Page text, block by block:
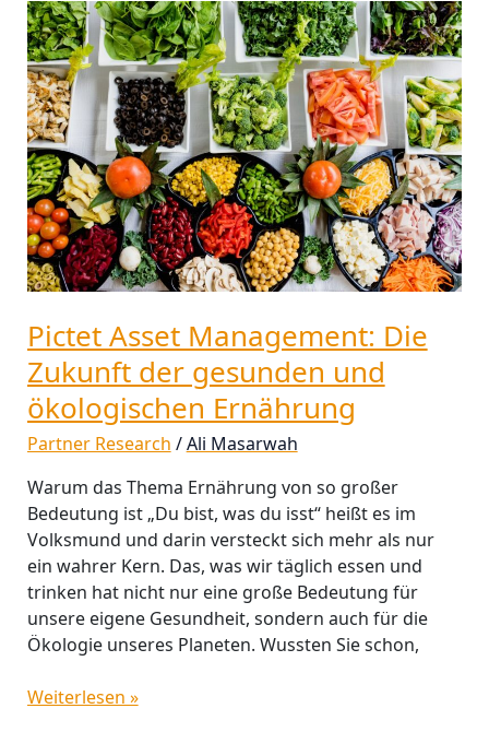
Pictet Asset Management: Die
Zukunft der gesunden und
ökologischen Ernährung
Partner Research /Ali Masarwah
Warum das Thema Ernährung von so großer
Bedeutung ist „Du bist, was du isst“ heißt es im
Volksmund und darin versteckt sich mehr als nur
ein wahrer Kern. Das, was wir täglich essen und
trinken hat nicht nur eine große Bedeutung für
unsere eigene Gesundheit, sondern auch für die
Ökologie unseres Planeten. Wussten Sie schon,
Pictet
Asset
Management:
Die
Zukunft
der
gesunden
und
ökologischen
Ernährung
Weiterlesen »